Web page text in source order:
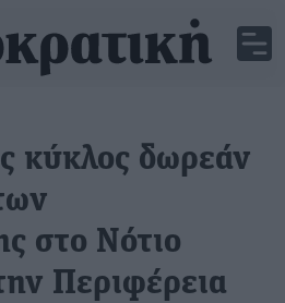
κύκλος δωρεάν
στο Νότιο
Περιφέρεια